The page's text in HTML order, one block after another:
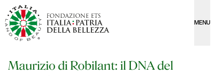
MENU
Maurizio di Robilant: il DNA del